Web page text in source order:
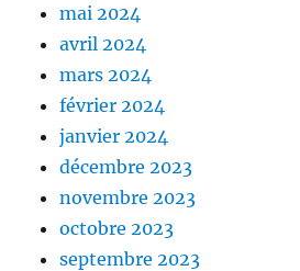
mai 2024
avril 2024
mars 2024
février 2024
janvier 2024
décembre 2023
novembre 2023
octobre 2023
septembre 2023